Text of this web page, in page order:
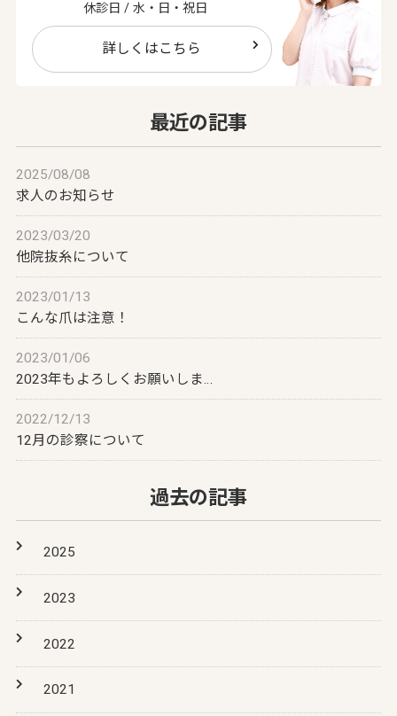
休診日 / 水・日・祝日
詳しくはこちら
最近の記事
2025/08/08
求人のお知らせ
2023/03/20
他院抜糸について
2023/01/13
こんな爪は注意！
2023/01/06
2023年もよろしくお願いしま…
2022/12/13
12月の診察について
過去の記事
2025
2023
2022
2021